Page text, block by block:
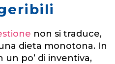
non si traduce,
dieta monotona. In
po’ di inventiva,